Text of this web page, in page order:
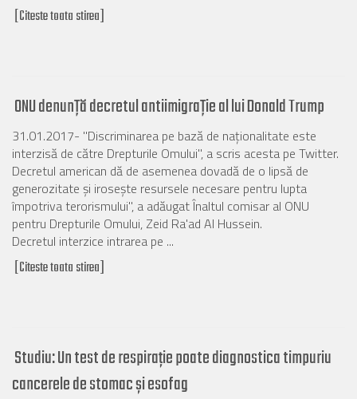
[Citeste toata stirea]
ONU denunţă decretul antiimigraţie al lui Donald Trump
31.01.2017- "Discriminarea pe bază de naţionalitate este
interzisă de către Drepturile Omului", a scris acesta pe Twitter.
Decretul american dă de asemenea dovadă de o lipsă de
generozitate şi iroseşte resursele necesare pentru lupta
împotriva terorismului", a adăugat Înaltul comisar al ONU
pentru Drepturile Omului, Zeid Ra'ad Al Hussein.
Decretul interzice intrarea pe ...
[Citeste toata stirea]
Studiu: Un test de respirație poate diagnostica timpuriu
cancerele de stomac și esofag